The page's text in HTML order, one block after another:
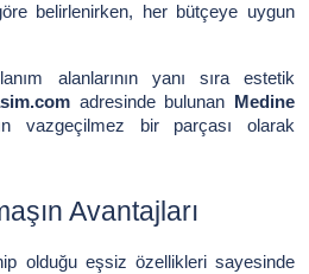
belirlenirken, her bütçeye uygun
alanlarının yanı sıra estetik
adresinde bulunan
Medine
vazgeçilmez bir parçası olarak
Avantajları
olduğu eşsiz özellikleri sayesinde